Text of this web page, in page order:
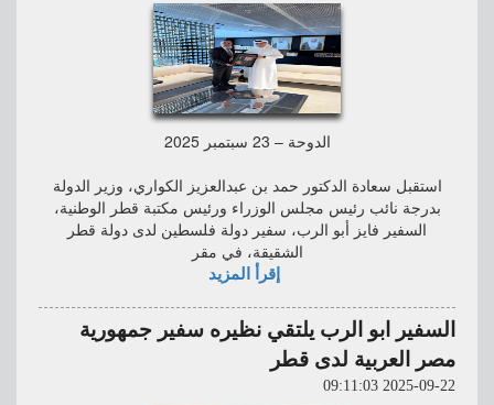
الدوحة – 23 سبتمبر 2025
استقبل سعادة الدكتور حمد بن عبدالعزيز الكواري، وزير الدولة
بدرجة نائب رئيس مجلس الوزراء ورئيس مكتبة قطر الوطنية،
السفير فايز أبو الرب، سفير دولة فلسطين لدى دولة قطر
الشقيقة، في مقر
إقرأ المزيد
السفير ابو الرب يلتقي نظيره سفير جمهورية
مصر العربية لدى قطر
2025-09-22 09:11:03